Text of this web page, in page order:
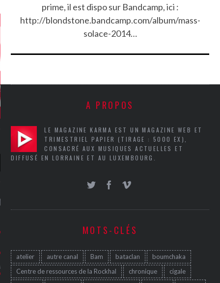
CRITIQUES
7.6
6.8
– HEL...
prime, il est dispo sur Bandcamp, ici :
http://blondstone.bandcamp.com/album/mass-
solace-2014…
A PROPOS
LE MAGAZINE KARMA EST UN MAGAZINE WEB ET
TRIMESTRIEL PAPIER (TIRAGE : 5000 EX),
CONSACRÉ AUX MUSIQUES ACTUELLES ET
DIFFUSÉ EN LORRAINE ET AU LUXEMBOURG.
MOTS-CLÉS
atelier autre canal Bam bataclan
boumchaka
Centre de ressources de la Rockhal
chronique
cigale